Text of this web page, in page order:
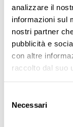
analizzare il
informazioni sul
nostri partner
pubblicità e
con altre
raccolto dal suo
delNecessari
5602-02
集合
Fez
壁灯
高度